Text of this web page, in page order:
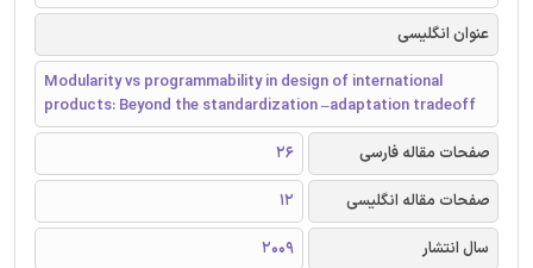
عنوان انگلیسی
Modularity vs programmability in design of international
products: Beyond the standardization –adaptation tradeoff
صفحات مقاله فارسی
26
صفحات مقاله انگلیسی
12
سال انتشار
2009